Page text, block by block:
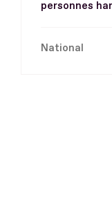
personnes
National